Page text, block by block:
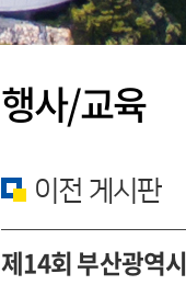
행사/교육
이전 게시판
제14회 부산광역